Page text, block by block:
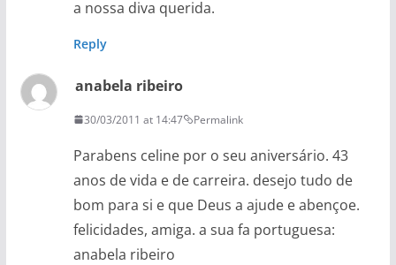
a nossa diva querida.
Reply
anabela ribeiro
30/03/2011 at 14:47 Permalink
Parabens celine por o seu aniversário. 43
anos de vida e de carreira. desejo tudo de
bom para si e que Deus a ajude e abençoe.
felicidades, amiga. a sua fa portuguesa:
anabela ribeiro